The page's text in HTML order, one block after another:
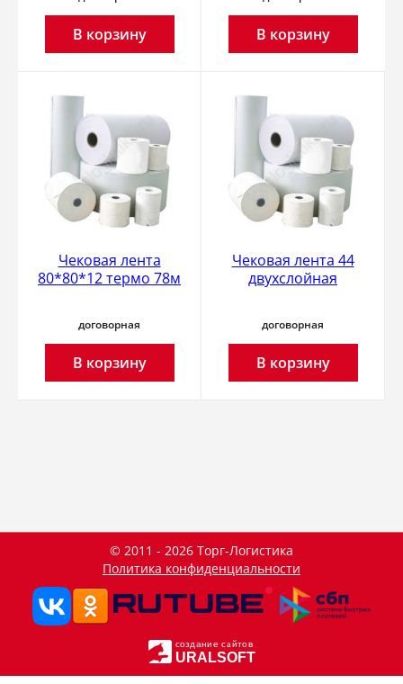
В корзину В корзину
Чековая лента
80*80*12 термо 78м
договорная
В корзину
Чековая лента 44
двухслойная
договорная
В корзину
© 2011 - 2026 Торг-Логистика
Политика конфиденциальности
создание сайтов
URALSOFT